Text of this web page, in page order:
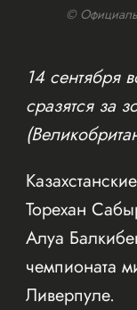
©
14 сентября
сразятся за
Торехан
Алуа
чемпионата
Ливерпуле.